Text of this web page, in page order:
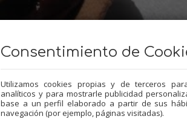
Consentimiento de
Utilizamos cookies propias y de terceros
analíticos y para mostrarle publicidad
base a un perfil elaborado a partir de sus
navegación (por ejemplo, páginas visitadas).